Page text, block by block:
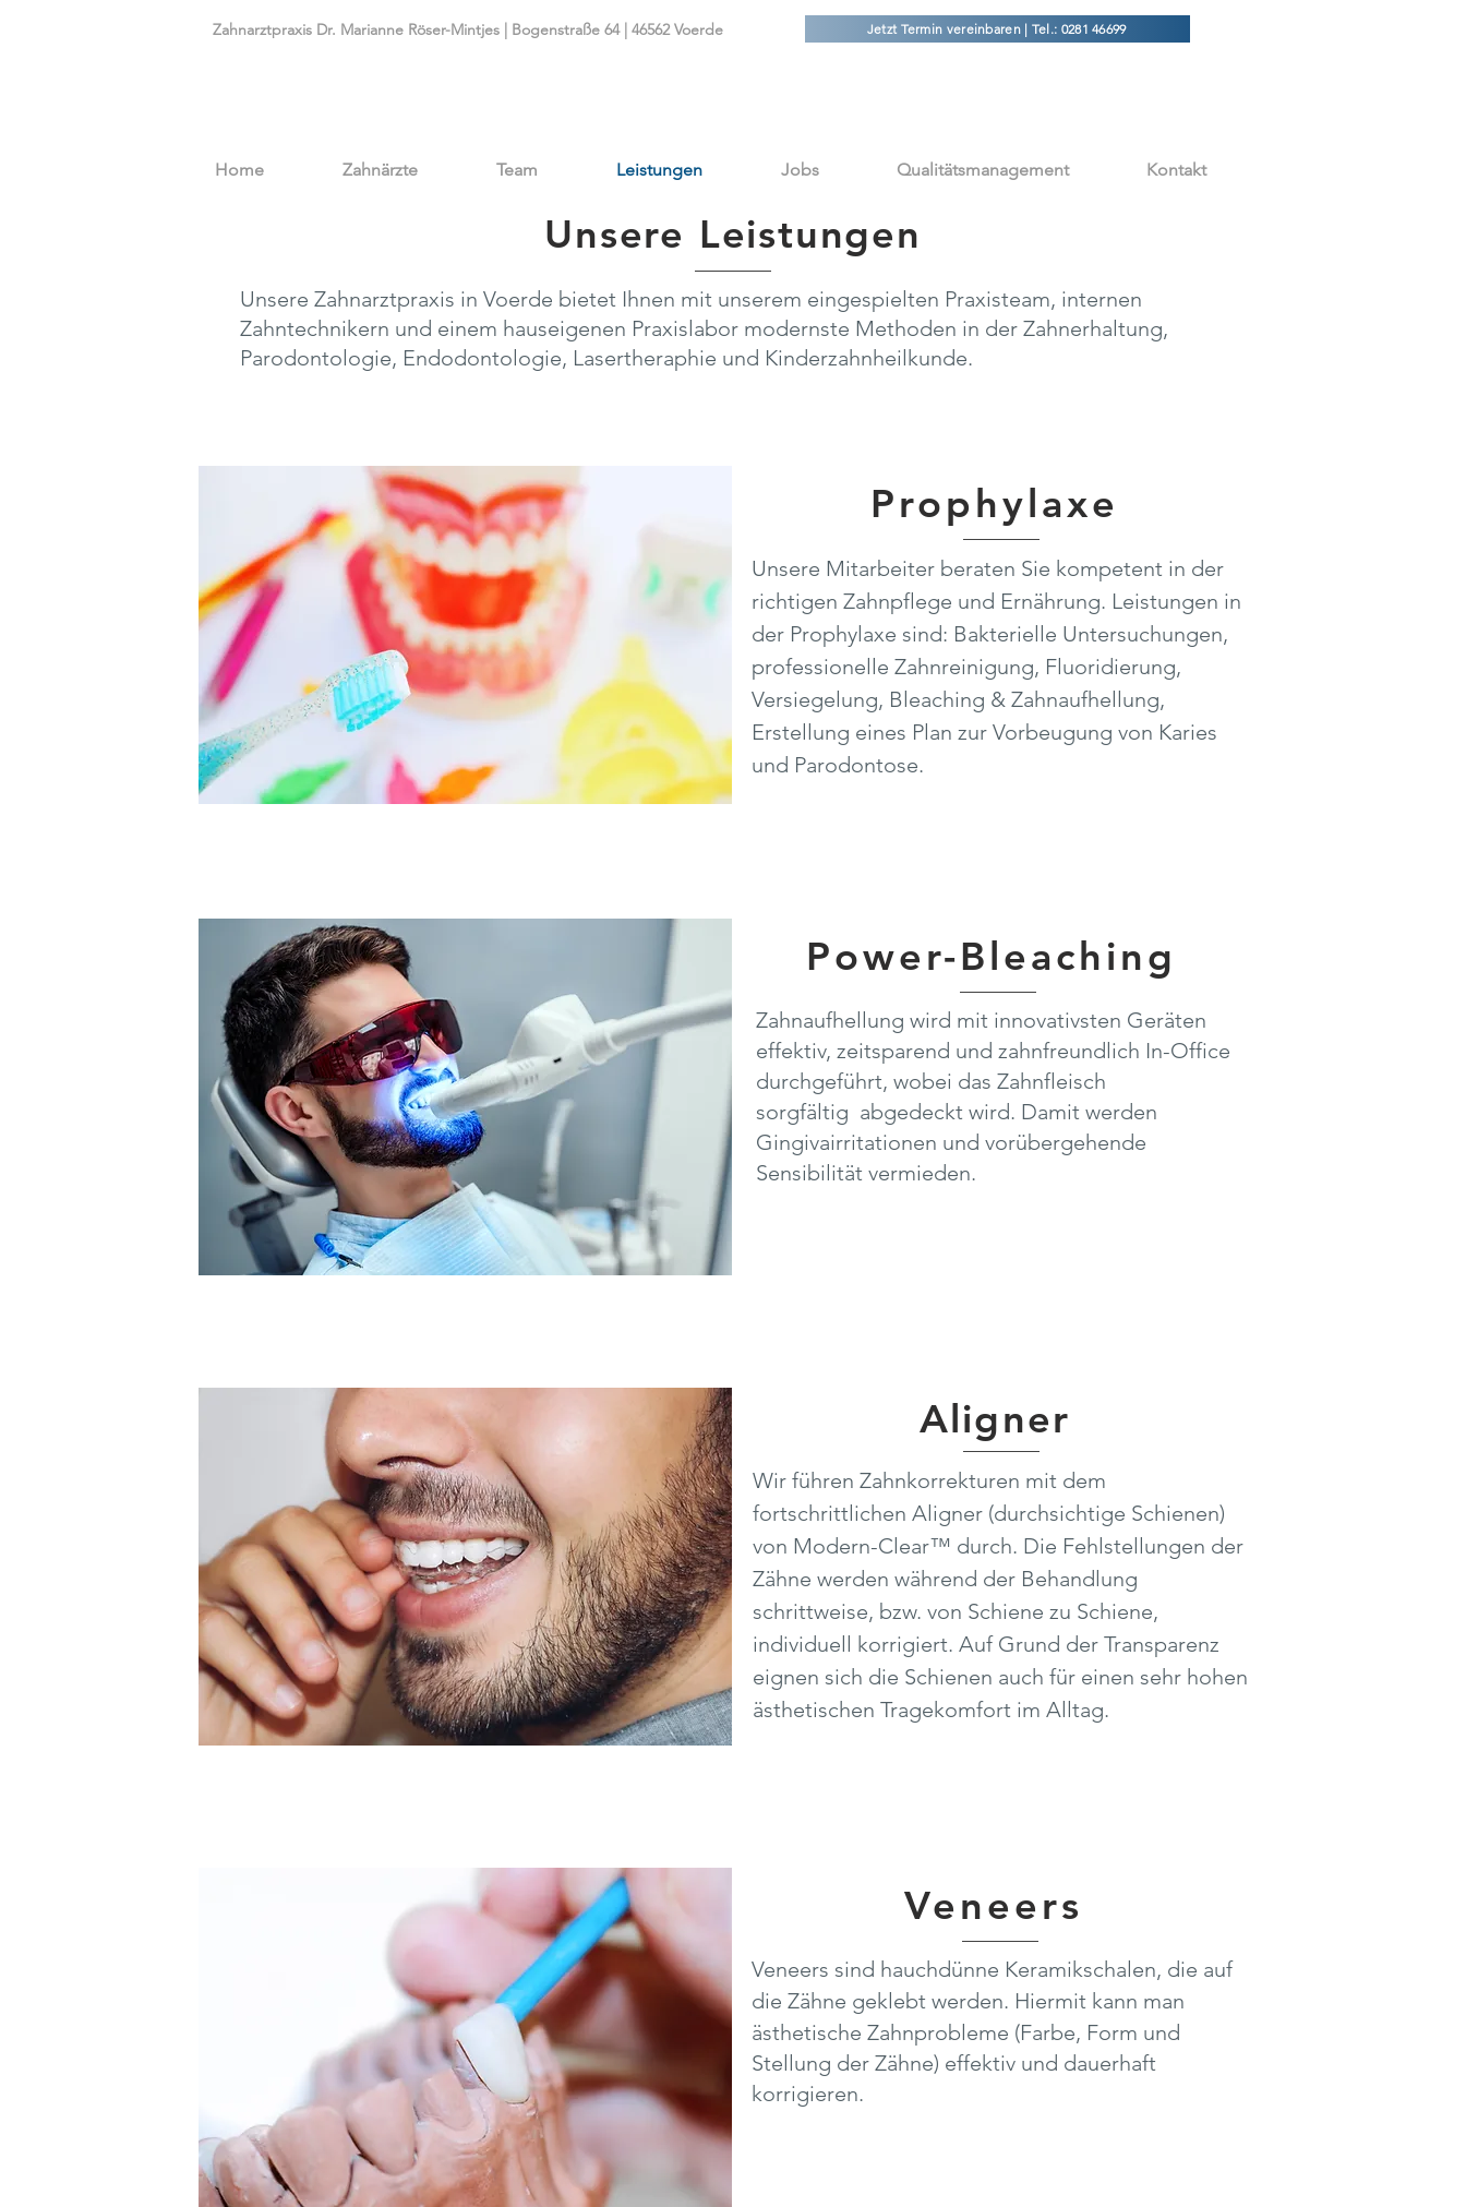
Zahnarztpraxis Dr. Marianne Röser-Mintjes | Bogenstraße 64 | 46562 Voerde Jetzt Termin vereinbaren | Tel.: 0281 46699
Unsere Leistungen
Unsere Zahnarztpraxis in Voerde bietet Ihnen mit unserem eingespielten Praxisteam, internen
Zahntechnikern und einem hauseigenen Praxislabor modernste Methoden in der Zahnerhaltung,
Parodontologie, Endodontologie, Lasertheraphie und Kinderzahnheilkunde.
Prophylaxe
Unsere Mitarbeiter beraten Sie kompetent in der
richtigen Zahnpflege und Ernährung. Leistungen in
der Prophylaxe sind: Bakterielle Untersuchungen,
professionelle Zahnreinigung, Fluoridierung,
Versiegelung, Bleaching & Zahnaufhellung,
Erstellung eines Plan zur Vorbeugung von Karies
und Parodontose.
Power-Bleaching
Zahnaufhellung wird mit innovativsten Geräten
effektiv, zeitsparend und zahnfreundlich In-Office
durchgeführt, wobei das Zahnfleisch
sorgfältig abgedeckt wird. Damit werden
Gingivairritationen und vorübergehende
Sensibilität vermieden.
Aligner
Wir führen Zahnkorrekturen mit dem
fortschrittlichen Aligner (durchsichtige Schienen)
von Modern-Clear™ durch. Die Fehlstellungen der
Zähne werden während der Behandlung
schrittweise, bzw. von Schiene zu Schiene,
individuell korrigiert. Auf Grund der Transparenz
eignen sich die Schienen auch für einen sehr hohen
ästhetischen Tragekomfort im Alltag.
Veneers
Veneers sind hauchdünne Keramikschalen, die auf
die Zähne geklebt werden. Hiermit kann man
ästhetische Zahnprobleme (Farbe, Form und
Stellung der Zähne) effektiv und dauerhaft
korrigieren.
Home Zahnärzte Team Leistungen Jobs Qualitätsmanagement Kontakt